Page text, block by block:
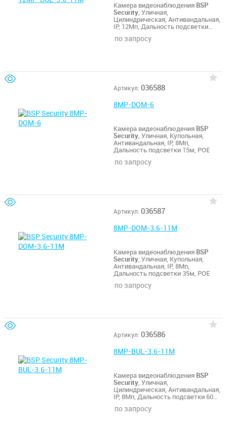
Камера видеонаблюдения BSP
Security, Уличная,
Цилиндрическая, Антивандальная,
IP, 12Мп, Дальность подсветки
по запросу
Артикул: 036588
8MP-DOM-6
Камера видеонаблюдения BSP
Security, Уличная, Купольная,
Антивандальная, IP, 8Мп,
Дальность подсветки 15м, POE
по запросу
Артикул: 036587
8MP-DOM-3.6-11M
Камера видеонаблюдения BSP
Security, Уличная, Купольная,
Антивандальная, IP, 8Мп,
Дальность подсветки 35м, POE
по запросу
Артикул: 036586
8MP-BUL-3.6-11M
Камера видеонаблюдения BSP
Security, Уличная,
Цилиндрическая, Антивандальная,
IP, 8Мп, Дальность подсветки 60м,
по запросу